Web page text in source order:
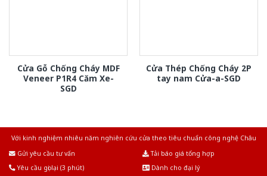
Cửa Gỗ Chống Cháy MDF
Veneer P1R4 Căm Xe-
SGD
Cửa Thép Chống Cháy 2P
tay nam Cửa-a-SGD
Với kinh nghiệm nhiêu năm nghiên cứu cửa theo tiêu chuẩn công nghệ Châu
Gửi yêu cầu tư vấn
Tải báo giá tổng hợp
Yêu cầu gọi lại (3 phút)
Dành cho đại lý